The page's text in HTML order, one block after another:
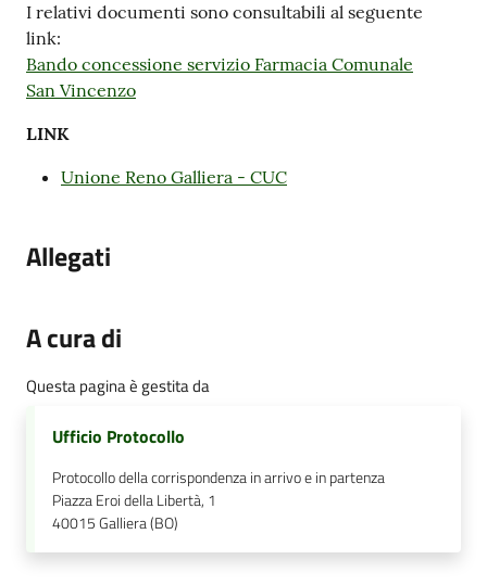
I relativi documenti sono consultabili al seguente
link:
Bando concessione servizio Farmacia Comunale
San Vincenzo
LINK
Unione Reno Galliera - CUC
Allegati
A cura di
Questa pagina è gestita da
Ufficio Protocollo
Protocollo della corrispondenza in arrivo e in partenza
Piazza Eroi della Libertà, 1
40015Galliera (BO)